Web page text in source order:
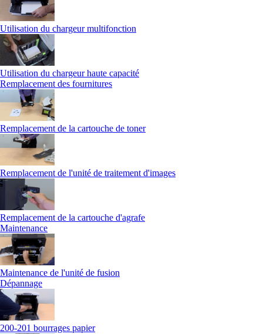
Utilisation du chargeur multifonction
Utilisation du chargeur haute capacité
Remplacement des fournitures
Remplacement de la cartouche de toner
Remplacement de l'unité de traitement d'images
Remplacement de la cartouche d'agrafe
Maintenance
Maintenance de l'unité de fusion
Dépannage
200-201 bourrages papier